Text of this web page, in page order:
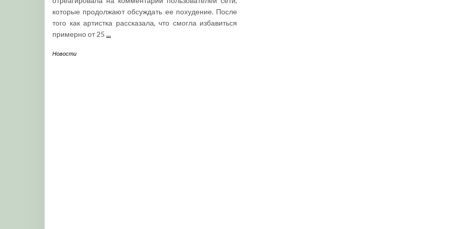
которые продолжают обсуждать ее похудение. После
того как артистка рассказала, что смогла избавиться
примерно от 25 ...
Новости